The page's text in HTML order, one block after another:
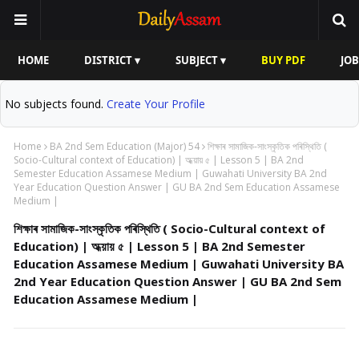
HOME DISTRICT ▾ SUBJECT ▾ BUY PDF
No subjects found. Create Your Profile
Home BA 2nd Sem Education (Major) 54 শিক্ষাৰ সামাজিক-সাংস্কৃতিক পৰিস্থিতি (
Socio-Cultural context of Education) | অধ্য়ায় ৫ | Lesson 5 | BA 2nd
Semester Education Assamese Medium | Guwahati University BA 2nd
Year Education Question Answer | GU BA 2nd Sem Education Assamese
Medium |
শিক্ষাৰ সামাজিক-সাংস্কৃতিক পৰিস্থিতি ( Socio-Cultural context of
Education) | অধ্য়ায় ৫ | Lesson 5 | BA 2nd Semester
Education Assamese Medium | Guwahati University BA
2nd Year Education Question Answer | GU BA 2nd Sem
Education Assamese Medium |